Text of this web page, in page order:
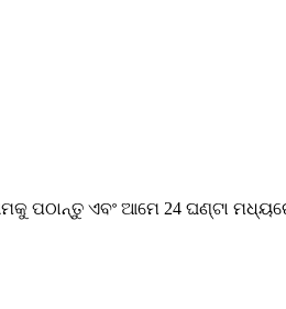
ପଠାନ୍ତୁ ଏବଂ ଆମେ 24 ଘଣ୍ଟା